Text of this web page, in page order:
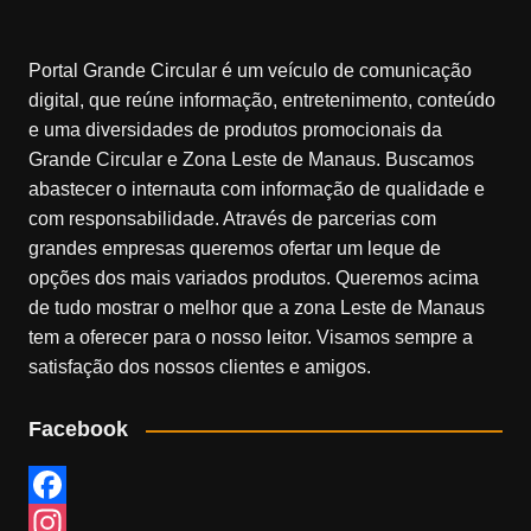
Portal Grande Circular é um veículo de comunicação
digital, que reúne informação, entretenimento, conteúdo
e uma diversidades de produtos promocionais da
Grande Circular e Zona Leste de Manaus. Buscamos
abastecer o internauta com informação de qualidade e
com responsabilidade. Através de parcerias com
grandes empresas queremos ofertar um leque de
opções dos mais variados produtos. Queremos acima
de tudo mostrar o melhor que a zona Leste de Manaus
tem a oferecer para o nosso leitor. Visamos sempre a
satisfação dos nossos clientes e amigos.
Facebook
F